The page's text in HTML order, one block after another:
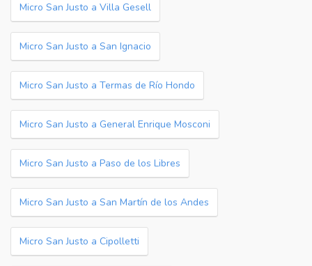
Micro San Justo a Villa Gesell
Micro San Justo a San Ignacio
Micro San Justo a Termas de Río Hondo
Micro San Justo a General Enrique Mosconi
Micro San Justo a Paso de los Libres
Micro San Justo a San Martín de los Andes
Micro San Justo a Cipolletti